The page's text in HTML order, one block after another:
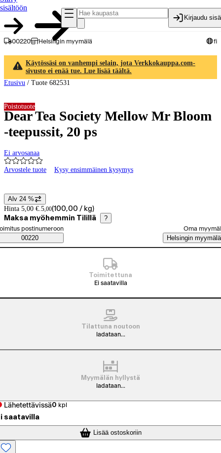
sisältöön
Kirjaudu
00220 Helsingin myymälä fi
Käytössäsi on vanhempi selain, jota Verkkokauppa.com-
sivusto ei enää tue. Lue lisää täältä.
Etusivu / Tuote 682531
Dear Tea Society Mellow Mr Bloom
-teepussit, 20 ps
Ei arvosanaa
Arvostele tuote Kysy ensimmäinen kysymys
Poistotuote
Hintatiedot
Alv 24 %
Hinta 5,00 €. 5,00(100,00 / kg)
Maksa myöhemmin Tilillä
?
Saatavuustiedot
tilaustapa
postinumeroon
00220
Oma
Helsingin myymälä
Toimitettuna
Ei saatavilla
Tilattuna noutoon
ladataan...
Myymälän hyllystä
ladataan...
Lähetettävissä0 kpl
saatavilla
Lisää ostoskoriin